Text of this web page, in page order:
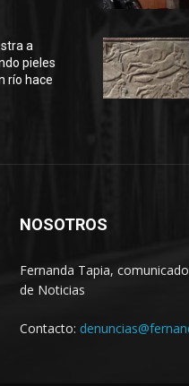
a
pieles
río hace
NOSOTROS
Fernanda Tapia,
de Noticias
Contacto: